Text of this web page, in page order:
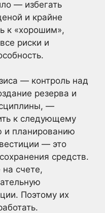
— избегать
и крайне
к «хорошим»,
риски и
— контроль над
резерва и
—
к следующему
и планированию
— это
средств.
счете,
Поэтому их